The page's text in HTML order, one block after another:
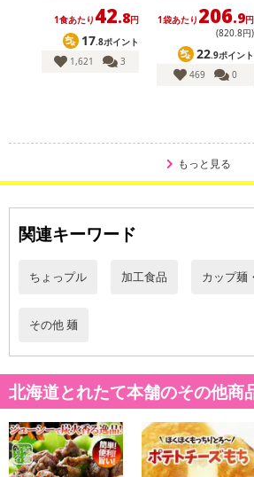
ビャンビャン麺は、中国の陝西省でよく食
で、麺を打つときに発する音から、その名
ます。
1食あたり 42.8円
17.8ポイント
1,621
3
1袋あたり 206.9円
(820.8円)
22.9ポイント
469
0
もっと見る
関連キーワード
ちょっプル 加工食品 カップ麺
その他 麺
北海道とれたて本舗のその他商